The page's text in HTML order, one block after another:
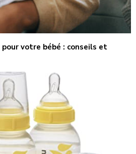
votre bébé : conseils et